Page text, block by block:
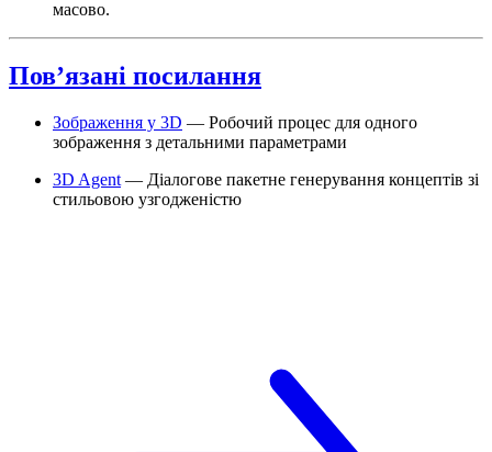
масово.
Пов’язані посилання
Зображення у 3D — Робочий процес для одного
зображення з детальними параметрами
3D Agent — Діалогове пакетне генерування концептів зі
стильовою узгодженістю